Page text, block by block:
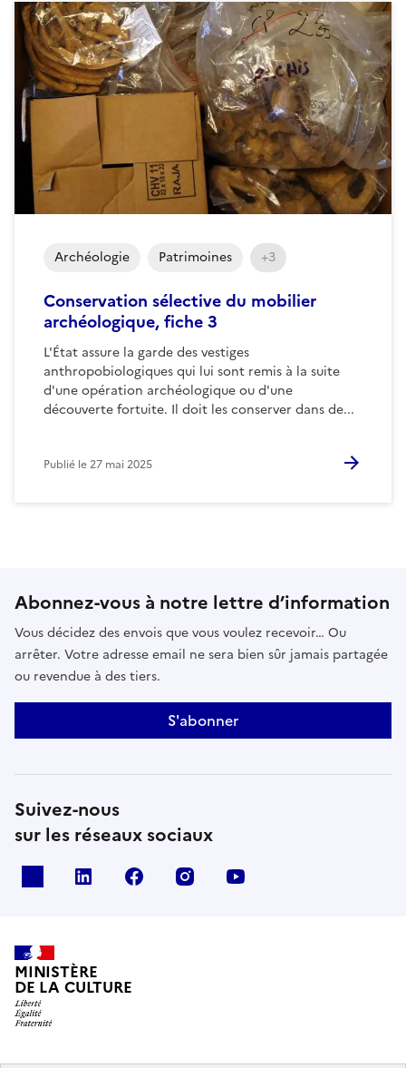
Conservation sélective du mobilier
archéologique, fiche 3
L'État assure la garde des vestiges
anthropobiologiques qui lui sont remis à la suite
d'une opération archéologique ou d'une
découverte fortuite. Il doit les conserver dans de...
Archéologie Patrimoines +3
Publié le27 mai 2025
Abonnez-vous à notre lettre d’information
Vous décidez des envois que vous voulez recevoir… Ou
arrêter. Votre adresse email ne sera bien sûr jamais partagée
ou revendue à des tiers.
S'abonner
Suivez-nous
sur les réseaux sociaux
linkedin facebook instagram
MINISTÈRE
DE LA CULTURE